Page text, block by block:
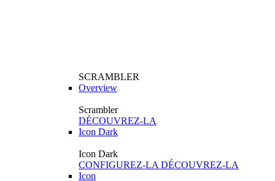
SCRAMBLER
Overview
Scrambler
DÉCOUVREZ-LA
Icon Dark
Icon Dark
CONFIGUREZ-LA DÉCOUVREZ-LA
Icon